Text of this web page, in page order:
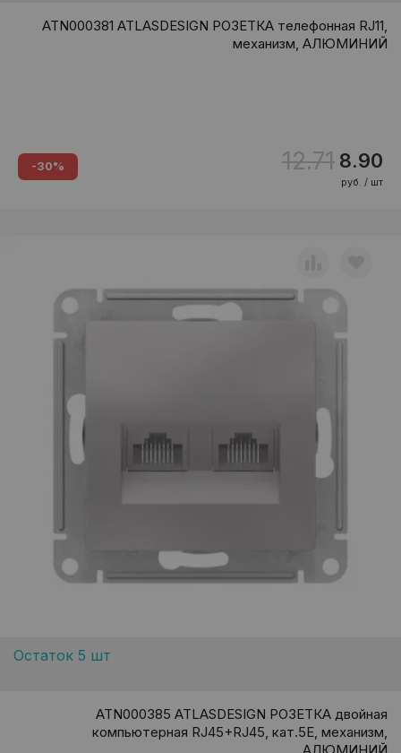
ATN000381 ATLASDESIGN РОЗЕТКА телефонная RJ11,
механизм, АЛЮМИНИЙ
-30% 12.71 8.90
руб. / шт
Остаток 5 шт
ATN000385 ATLASDESIGN РОЗЕТКА двойная
компьютерная RJ45+RJ45, кат.5E, механизм,